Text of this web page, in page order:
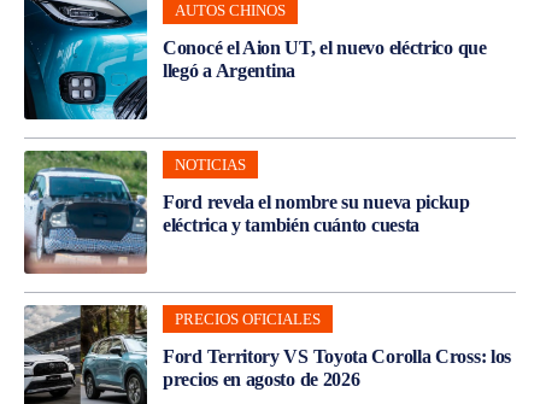
AUTOS CHINOS
Conocé el Aion UT, el nuevo eléctrico que
llegó a Argentina
NOTICIAS
Ford revela el nombre su nueva pickup
eléctrica y también cuánto cuesta
PRECIOS OFICIALES
Ford Territory VS Toyota Corolla Cross: los
precios en agosto de 2026